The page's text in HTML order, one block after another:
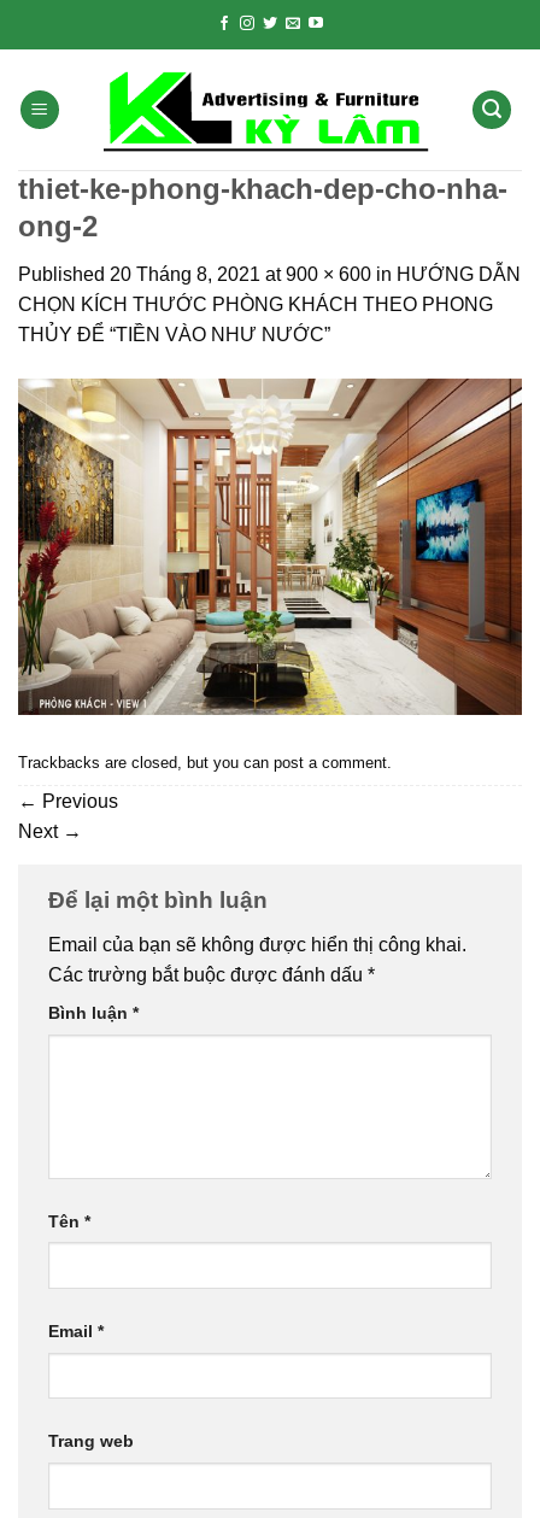
thiet-ke-phong-khach-dep-cho-nha-
ong-2
Published 20 Tháng 8, 2021 at900 × 600 in HƯỚNG DẪN
CHỌN KÍCH THƯỚC PHÒNG KHÁCH THEO PHONG
THỦY ĐỂ “TIỀN VÀO NHƯ NƯỚC”
Trackbacks are closed, but you can post a comment.
← Previous
Next →
Để lại một bình luận
Email của bạn sẽ không được hiển thị công khai.
Các trường bắt buộc được đánh dấu *
Bình luận *
Tên *
Email *
Trang web